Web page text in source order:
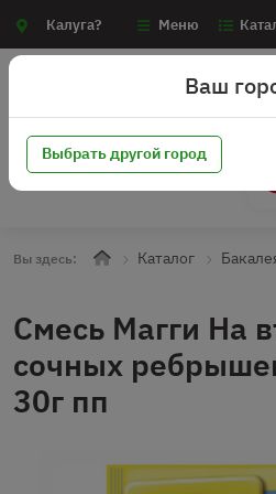
Калуга? Меню
Вы здесь: Каталог
Смесь Магги На
сочных
30г пп
Ваш
Выбрать другой город